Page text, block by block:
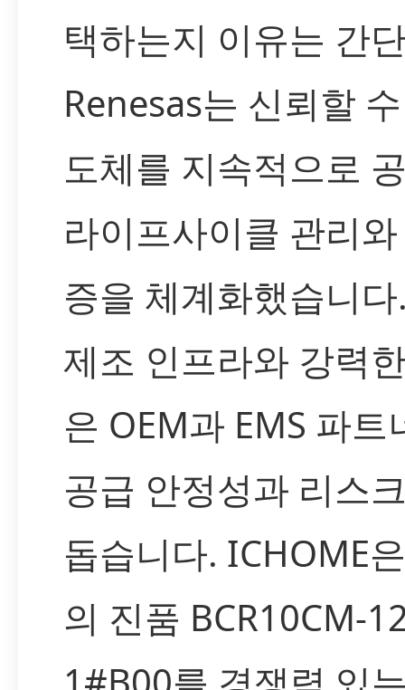
택하는지 이유는 간
Renesas는 신뢰할
도체를 지속적으로
라이프사이클 관리
증을 체계화했습니
제조 인프라와 강력
은 OEM과 EMS 파트
공급 안정성과 리스
돕습니다. ICHOME
의 진품 BCR10CM-